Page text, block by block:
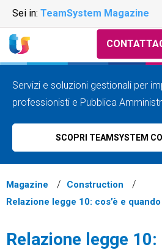
Sei in: TeamSystem Magazine
Servizi e soluzioni gestionali per
professionisti e Pubblica
SCOPRI TEAMSYSTEM
Magazine
Construction
Relazione legge 10: cos’è e
Relazione legge 10: